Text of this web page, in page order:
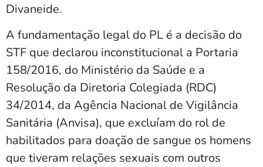
Divaneide.
A fundamentação legal do PL é a decisão do
STF que declarou inconstitucional a Portaria
158/2016, do Ministério da Saúde e a
Resolução da Diretoria Colegiada (RDC)
34/2014, da Agência Nacional de Vigilância
Sanitária (Anvisa), que excluíam do rol de
habilitados para doação de sangue os homens
que tiveram relações sexuais com outros